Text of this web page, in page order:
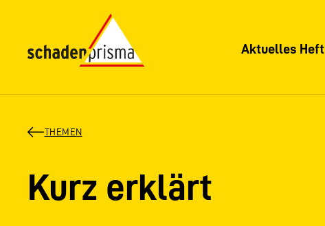
Aktuelles Heft
THEMEN
Kurz erklärt